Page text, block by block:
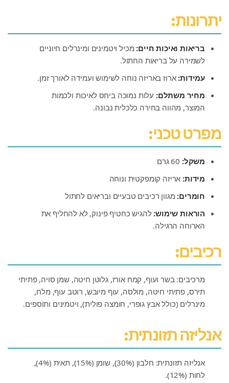
יתרונות:
בריאות ואיכות חיים: מכיל ויטמינים ומינרלים חיוניים
לשמירה על בריאות החתול.
עמידות: ארוז באריזה נוחה לשימוש ועמידה לאורך זמן.
מחיר משתלם: עלות נמוכה ביחס לאיכות ולכמות
המוצר, מהווה בחירה כלכלית נבונה.
מפרט טכני:
משקל:
מידות: אריזה קומפקטית ונוחה
חומרים: מגוון רכיבים טבעיים ובריאים לחתול
הוראות שימוש: להגיש כחטיף פינוק, לא להחליף את
הארוחה הרגילה.
רכיבים:
מרכיבים: בשר ועוף, קמח אורז, גלוטן חיטה, שמן סויה, פתיתי
תירס, פתיתי חיטה, מולסה, עוף מיובש, רוטב עוף, מלח,
מינרלים (כולל אבץ גופרי, חומצה פולית), ויטמינים ותוספים.
אנליזה תזונתית:
אנליזה תזונתית: חלבון (30%), שומן (15%), תאית (4%),
לחות (12%).